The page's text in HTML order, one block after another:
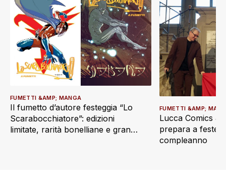
Il fumetto d’autore festeggia “Lo
Scarabocchiatore”: edizioni
limitate, rarità bonelliane e grandi
FUMETTI &AMP; MANGA
Lucca Comics &
prepara a
compleanno
FUMETTI &AMP;